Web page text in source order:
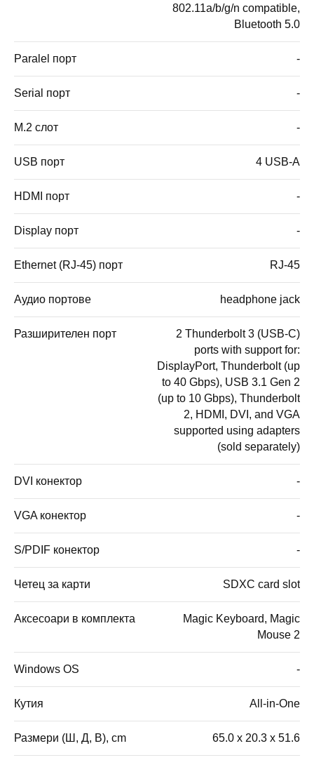
802.11a/b/g/n compatible,
Bluetooth 5.0
Paralel порт -
Serial порт -
M.2 слот -
USB порт 4 USB-A
HDMI порт -
Display порт -
Ethernet (RJ-45) порт RJ-45
Аудио портове headphone jack
Разширителен порт
2 Thunderbolt 3 (USB-C)
ports with support for:
DisplayPort, Thunderbolt (up
to 40 Gbps), USB 3.1 Gen 2
(up to 10 Gbps), Thunderbolt
2, HDMI, DVI, and VGA
supported using adapters
(sold separately)
DVI конектор -
VGA конектор -
S/PDIF конектор -
Четец за карти SDXC card slot
Аксесоари в комплекта
Magic Keyboard, Magic
Mouse 2
Windows OS -
Кутия All-in-One
Размери (Ш, Д, В), cm 65.0 x 20.3 x 51.6